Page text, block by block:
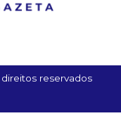
reservados